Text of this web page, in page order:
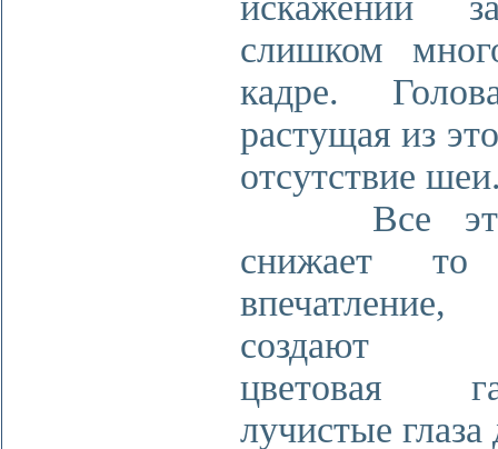
слишком
кадре.
растущая из
отсутствие
Все это
снижает то
создают
цветовая
лучистые